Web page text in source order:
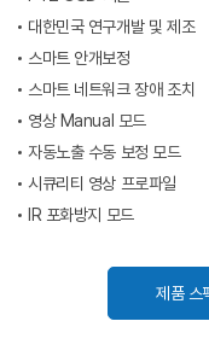
대한민국 연구개발 및 제조
스마트 안개보정
스마트 네트워크 장애 조치
영상 Manual 모드
자동노출 수동 보정 모드
시큐리티 영상 프로파일
IR 포화방지 모드
제품 스